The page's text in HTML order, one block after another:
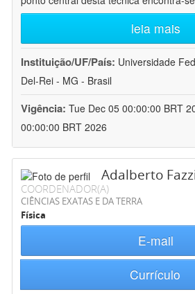
leia mais
Instituição/UF/País: Universidade
Del-Rei - MG - Brasil
Vigência: Tue Dec 05 00:00:00 BRT
00:00:00 BRT 2026
Adalberto
COORDENADOR(A)
CIÊNCIAS EXATAS E DA TERRA
Física
E-mail
Currículo